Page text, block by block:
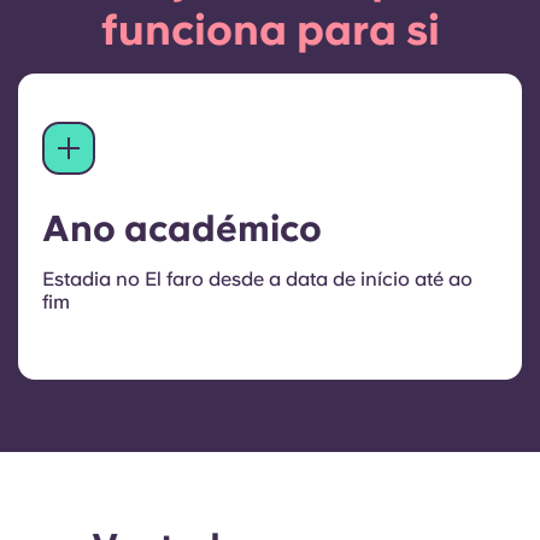
funciona para si
Ano académico
Estadia no El faro desde a data de início até ao
fim